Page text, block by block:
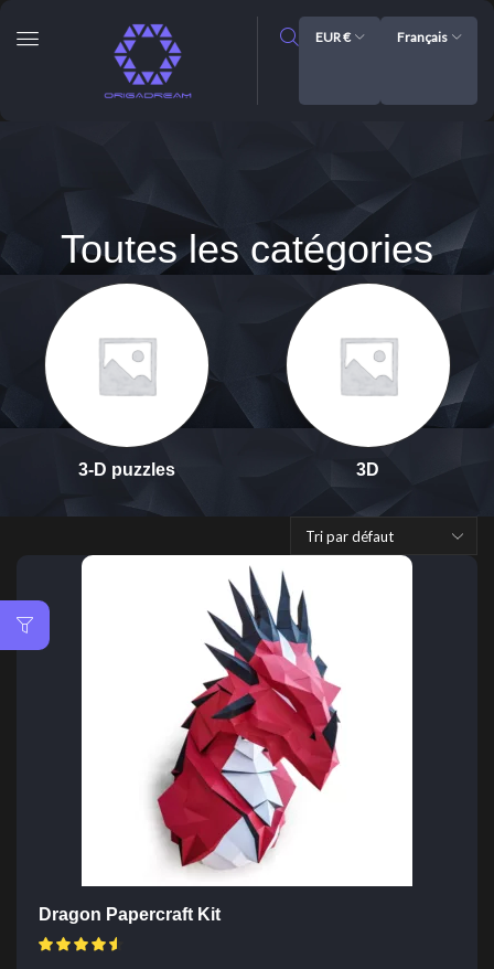
EUR € Français
Toutes les catégories
3-D puzzles 3D
Dragon Papercraft Kit